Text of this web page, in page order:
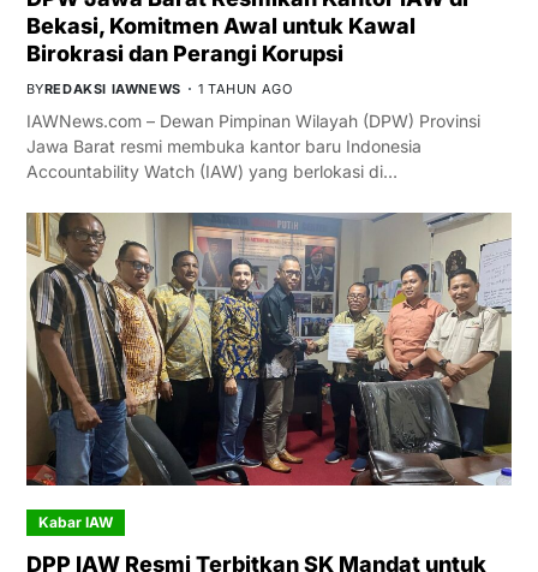
Bekasi, Komitmen Awal untuk Kawal
Birokrasi dan Perangi Korupsi
BYREDAKSI IAWNEWS 1 TAHUN AGO
IAWNews.com – Dewan Pimpinan Wilayah (DPW) Provinsi
Jawa Barat resmi membuka kantor baru Indonesia
Accountability Watch (IAW) yang berlokasi di…
Kabar IAW
DPP IAW Resmi Terbitkan SK Mandat untuk